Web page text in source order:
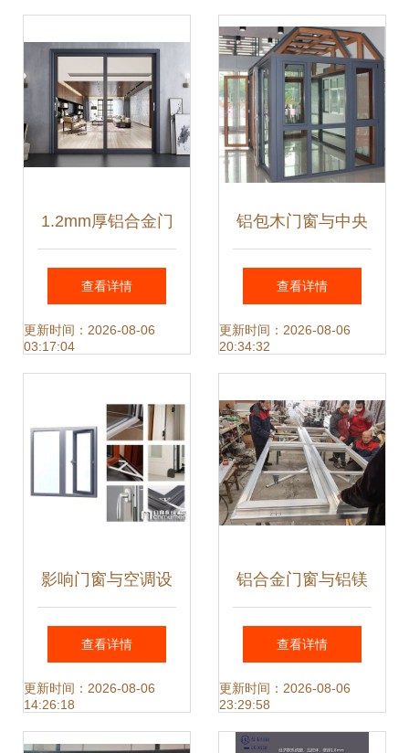
1.2mm厚铝合金门
窗应用与价格分析
及空调设备区域
查看详情
更新时间：2026-08-06
03:17:04
铝包木门窗与中央
空调系统的协同设
计 节能与舒适的新
查看详情
更新时间：2026-08-06
20:34:32
影响门窗与空调设
备使用寿命的关键
因素
查看详情
更新时间：2026-08-06
14:26:18
铝合金门窗与铝镁
锰金属屋面 现代建
筑的高端解决方案
查看详情
更新时间：2026-08-06
23:29:58